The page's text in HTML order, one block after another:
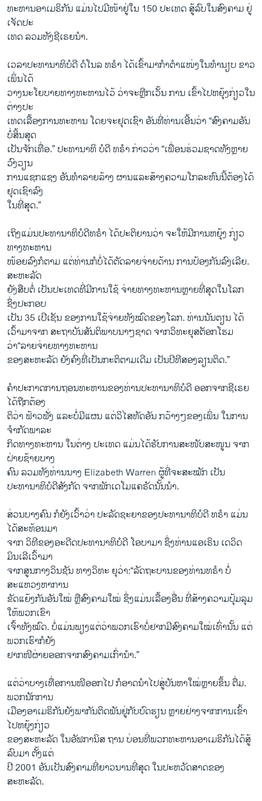
ທະຫານອາເມຣິກັນ ແມ່ນໄປມີໜ້າຢູ່ໃນ 150 ປະເທດ ສູ້ລົບໃນ​ສົງ​ຄາມ ຢູ່
ເຈັດປະ
ເທດ ລວມທັງຊີເຣຍນຳ.
ເວລາປະທານາທິບໍດີ ດໍໂນລ ທຣຳ ໄດ້ເຂົ້າມາກຳຕຳແໜ່ງໃນທຳນຽບ ຂາວ
ເພິ່ນໄດ້
ວາງນະໂຍບາຍທາງທະຫານໄວ້ ວ່າຈະຫຼີກເວັ້ນ ການ ເຂົ້າໄປຫຍຸ້ງກ່ຽວໃນ
ຕ່າງປະ
ເທດເລື້ອງການທະຫານ ໂດຍຈະຢຸດເຊົາ ອັນທີ່ທ່ານເອີ້ນວ່າ “ສົງຄາມອັນ
ບໍ່ສິ້ນສຸດ
ເປັນຈັກເທື່ອ.” ປະທານາທິ ບໍດີ ທຣຳ ກ່າວວ່າ “ເພື່ອນຮ່ວມຊາດທັງຫຼາຍ
ວົງວຽນ
ການແຊກແຊງ ອັນທຳລາຍລ້າງ ຜານແລະສ້າງຄວາມໂກລະຫົນນີ້ຕ້ອງໄດ້
ຢຸດເຊົາລົງ
ໃນ​ທີ່​ສຸດ.”
ເຖິງແມ່ນປະທານາທິບໍດີທຣຳ ໄດ້ປະຕິຍານວ່າ ຈະໃຫ້ມີການຫຍຸ້ງ ກ່ຽວ
ທາງທະຫານ
ໜ້ອຍລົງກໍຕາມ ແຕ່ທ່ານກໍບໍ່ໄດ້ຕັດລາຍຈ່າຍດ້ານ ການປ້ອງກັນລົງເລີຍ.
ສະຫະລັດ
ຍັງສືບ​ຕໍ່ ເປັນປະເທດທີ່​ມີ​ການ​ໃຊ້ ຈ່າຍທາງ​ທະ​ຫານ​ຫຼາຍທີ່ສຸດໃນໂລກ
ຊຶ່ງ​ປະ​ກອບ
ເປັນ 35 ເປີເຊັນ ຂອງການໃຊ້ຈ່າຍທັງໝົດຂອງໂລກ. ທ່ານນັນຕຽນ ໄດ້
ເວົ້າມາຈາກ ສະຖາບັນສັນຕິພາບນາໆຊາດ ຈາກວິທະຍຸສຕັອກໂຮມ
ວ່າ“ລາຍຈ່າຍທາງທະຫານ
ຂອງສະຫະລັດ ຍັງຄົງທີ່ເປັນກະຕິຕາມເດີມ ເປັນປີທີສອງລຽນຕິດ.”
ຄຳປະກາດການຖອນທະຫານຂອງທ່ານປະທານາທິບໍດີ ອອກ​ຈາກຊີ​ເຣຍ
ໄດ້ຖືກຕ້ອງ
ຕິວ່​າ ຟ້າວຟັ່ງ ແລະບໍ່ມີແຜນ ແຕ່ວິໄສທັດອັນ ກວ້າງໆຂອງເພິ່ນ ໃນການ
ຈຳກັດພາລະ
ກິດທາງທະຫານ ໃນຕ່າງ ປະເທດ ແມ່ນໄດ້ຮັບການສະໜັບສະໜູນ ຈາກ
ຝ່າຍຊ້າຍບາງ
ຄົນ ລວມທັງທ່ານນາງ Elizabeth Warren ຜູ້​ທີ່ຈະສະໝັກ ເປັນ
ປະທານາທິບໍດີສັງກັດ ຈາກພັກເດໂມແຄຣັດນັ້ນນຳ.
ສ່ວນບາງຄົນ ກໍຍັງເວົ້າວ່າ ປະລັດຊະຍາຂອງປະທານາທິບໍດີ ທຣຳ ແມ່ນ
ໄດ້ສະທ້ອນມາ
ຈາກ ວິທີຂອງອະດີດປະທານາທິບໍດີ ໂອບາມາ ຊຶ່ງທ່ານແອເຣິນ ເດ​ວິດ
ມິນເລີເວົ້າມາ
ຈາກສູນກາງວິນຊັນ ທາງວິທະ ຍຸວ່າ:“ລັດຖະບານຂອງທ່ານທຣຳ ບໍ່
ສະແຫວງຫາການ
ຂັດແຍ້ງກັນອັນໃໝ່ ຫຼືສົງຄາມໃໝ່ ຊຶ່ງແມ່ນເລື້ອງອື່ນ ທີ່ສ້າງ​ຄວາ​ມ​ປຸ້ມ​ລຸມ ​
ໃຫ້ພວກເຂົາ
ເຈົ້າທັງໝົດ. ບໍ່ແມ່ນພຽງແຕ່ວ່າພວກເຮົາບໍ່ຢາກມີສົງຄາມໃໝ່ເທົ່ານັ້ນ ແຕ່
ພວກເຮົາກໍຍັງ
ຢາກໜີຜ່າຍອອກຈາກສົງຄາມເກົ່ານຳ.”
ແຕ່ວ່າບາງເທື່ອການໜີອອກໄປ ກໍອາດນຳໄປສູ່ບັນຫາໃໝ່ຫຼາຍຂຶ້ນ ຕື່ມ.
ພວກນັກການ
ເມືອງອາເມຣິກັນຍັງພາກັນຕິດພັນຢູ່ກັບບົດຮຽນ ຫຼາຍຢ່າງຈາກການເຂົ້າ
ໄປຫຍຸ້ງກ່ຽວ
ຂອງສະຫະລັດ ໃນອັຟການິສ ຖານ ບ່ອນທີ່ພວກທະຫານອາເມຣິກັນໄດ້ສູ້
ລົບມາ ຕັ້ງແຕ່
ປີ 2001 ອັນເປັນສົງຄາມທີ່ຍາວນານທີ່ສຸດ ໃນປະຫວັດສາດຂອງ
ສະຫະລັດ.